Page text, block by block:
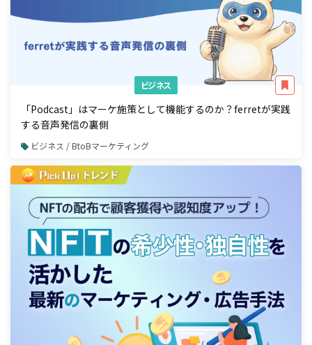
ビジネス
「Podcast」はマーケ施策として機能するのか？ferretが実践
する音声発信の裏側
ビジネス / BtoBマーケティング